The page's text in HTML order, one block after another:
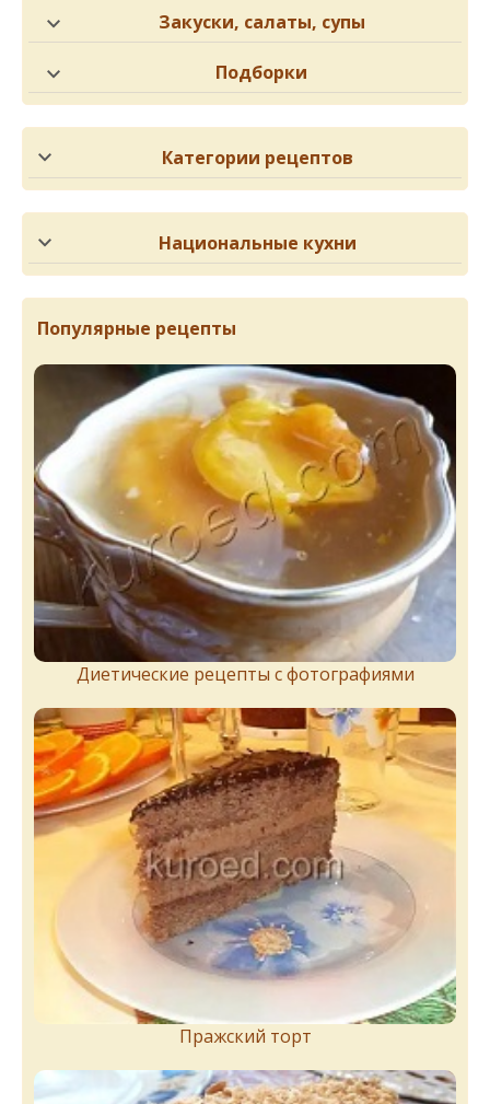
Закуски, салаты, супы
Подборки
Категории рецептов
Национальные кухни
Популярные рецепты
Диетические рецепты с фотографиями
Пражский торт